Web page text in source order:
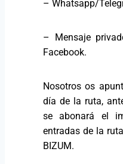
– Whatsapp/
– Mensaje
Facebook.
Nosotros os
día de la ruta,
se abonará el
entradas de la
BIZUM.